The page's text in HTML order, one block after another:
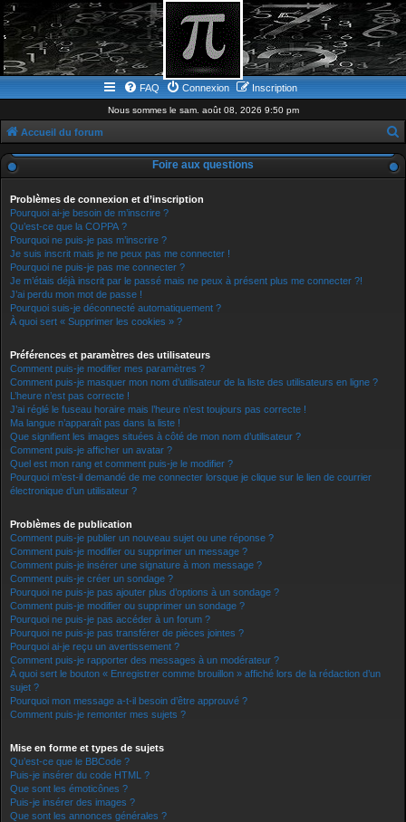
FAQ Connexion Inscription
Nous sommes le sam. août 08, 2026 9:50 pm
Accueil du forum
e
Foire aux questions
Problèmes de connexion et d’inscription
Pourquoi ai-je besoin de m’inscrire ?
Qu’est-ce que la COPPA ?
Pourquoi ne puis-je pas m’inscrire ?
Je suis inscrit mais je ne peux pas me connecter !
Pourquoi ne puis-je pas me connecter ?
Je m’étais déjà inscrit par le passé mais ne peux à présent plus me connecter ?!
J’ai perdu mon mot de passe !
Pourquoi suis-je déconnecté automatiquement ?
À quoi sert « Supprimer les cookies » ?
Préférences et paramètres des utilisateurs
Comment puis-je modifier mes paramètres ?
Comment puis-je masquer mon nom d’utilisateur de la liste des utilisateurs en ligne ?
L’heure n’est pas correcte !
J’ai réglé le fuseau horaire mais l’heure n’est toujours pas correcte !
Ma langue n’apparaît pas dans la liste !
Que signifient les images situées à côté de mon nom d’utilisateur ?
Comment puis-je afficher un avatar ?
Quel est mon rang et comment puis-je le modifier ?
Pourquoi m’est-il demandé de me connecter lorsque je clique sur le lien de courrier
électronique d’un utilisateur ?
Problèmes de publication
Comment puis-je publier un nouveau sujet ou une réponse ?
Comment puis-je modifier ou supprimer un message ?
Comment puis-je insérer une signature à mon message ?
Comment puis-je créer un sondage ?
Pourquoi ne puis-je pas ajouter plus d’options à un sondage ?
Comment puis-je modifier ou supprimer un sondage ?
Pourquoi ne puis-je pas accéder à un forum ?
Pourquoi ne puis-je pas transférer de pièces jointes ?
Pourquoi ai-je reçu un avertissement ?
Comment puis-je rapporter des messages à un modérateur ?
À quoi sert le bouton « Enregistrer comme brouillon » affiché lors de la rédaction d’un
sujet ?
Pourquoi mon message a-t-il besoin d’être approuvé ?
Comment puis-je remonter mes sujets ?
Mise en forme et types de sujets
Qu’est-ce que le BBCode ?
Puis-je insérer du code HTML ?
Que sont les émoticônes ?
Puis-je insérer des images ?
Que sont les annonces générales ?